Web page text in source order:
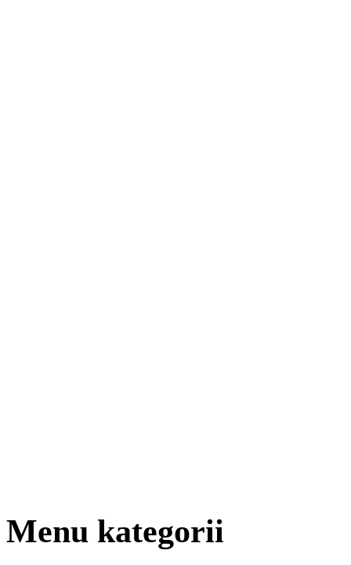
Menu kategorii